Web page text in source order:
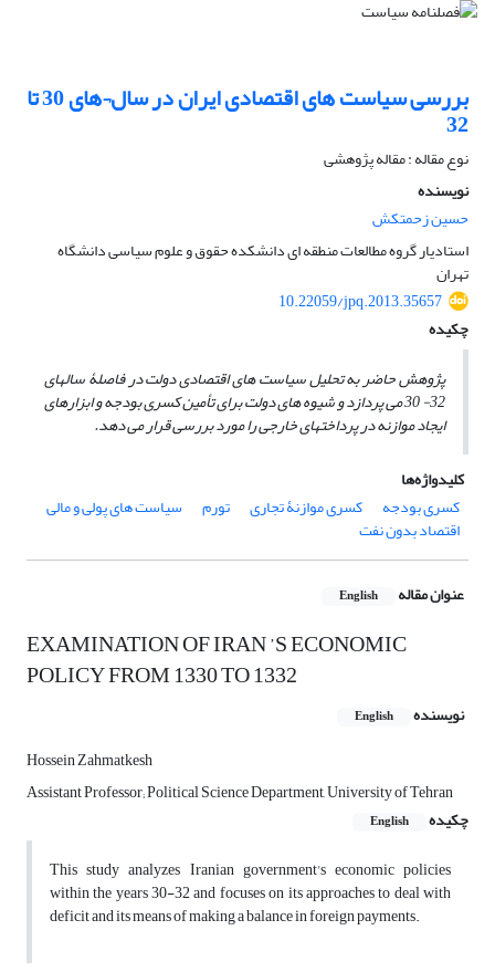
بررسی سیاست های اقتصادی ایران در سال¬های 30 تا
32
نوع مقاله : مقاله پژوهشی
نویسنده
حسین زحمتکش
استادیار گروه مطالعات منطقه ای دانشکده حقوق و علوم سیاسی دانشگاه
تهران
10.22059/jpq.2013.35657
چکیده
پژوهش حاضر به تحلیل سیاست های اقتصادی دولت در فاصلۀ سال­های
32- 30 می پردازد و شیوه های دولت برای تأمین کسری بودجه و ابزارهای
ایجاد موازنه در پرداخت­های خارجی را مورد بررسی قرار می دهد.
کلیدواژه‌ها
کسری بودجه
کسری موازنۀ تجاری تورم سیاست های پولی و مالی
اقتصاد بدون نفت
عنوان مقاله English
EXAMINATION OF IRAN ’S ECONOMIC
POLICY FROM 1330 TO 1332
نویسنده English
Hossein Zahmatkesh
Assistant Professor; Political Science Department, University of Tehran
چکیده
English
This study analyzes Iranian government's economic policies
within the years 30-32 and focuses on its approaches to deal with
deficit and its means of making a balance in foreign payments.